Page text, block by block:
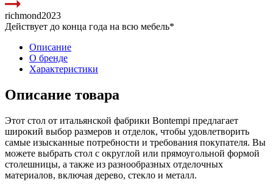
richmond2023
Действует до конца года на всю мебель*
Описание
О бренде
Характеристики
Описание товара
Этот стол от итальянской фабрики Bontempi предлагает
широкий выбор размеров и отделок, чтобы удовлетворить
самые изысканные потребности и требования покупателя. Вы
можете выбрать стол с округлой или прямоугольной формой
столешницы, а также из разнообразных отделочных
материалов, включая дерево, стекло и металл.